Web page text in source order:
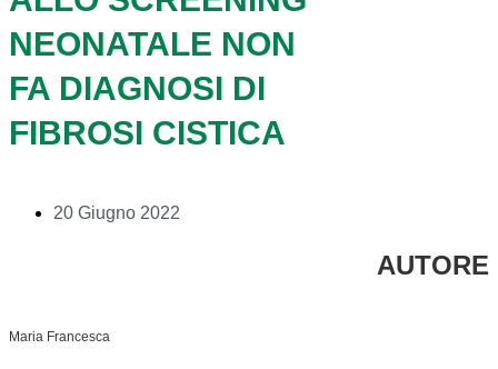
NEONATALE NON
FA DIAGNOSI DI
FIBROSI CISTICA
20 Giugno 2022
AUTORE
Maria Francesca